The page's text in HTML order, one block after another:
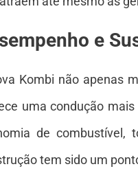
e
Kombi não apenas
uma condução
de combustível,
tem sido um